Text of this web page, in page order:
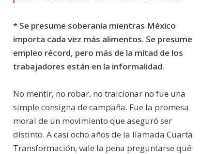
* Se presume soberanía mientras México
importa cada vez más alimentos. Se presume
empleo récord, pero más de la mitad de los
trabajadores están en la informalidad.
No mentir, no robar, no traicionar no fue una
simple consigna de campaña. Fue la promesa
moral de un movimiento que aseguró ser
distinto. A casi ocho años de la llamada Cuarta
Transformación, vale la pena preguntarse qué